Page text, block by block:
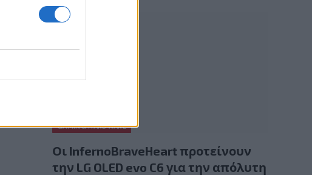
GAMING HARDWARE
Οι InfernoBraveHeart προτείνουν
την LG OLED evo C6 για την απόλυτη